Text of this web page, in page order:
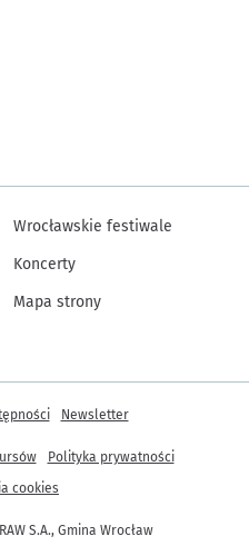
Wrocławskie festiwale
Koncerty
Mapa strony
S.A., Gmina Wrocław
Newsletter
Polityka prywatności
cookies